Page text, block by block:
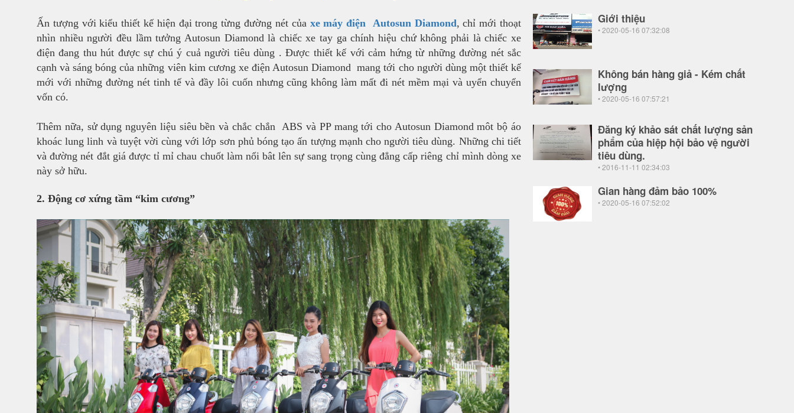
Ấn tượng với kiểu thiết kế hiện đại trong từng đường nét của xe máy điện Autosun Diamond, chỉ mới thoạt
nhìn nhiều người đều lầm tưởng Autosun Diamond là chiếc xe tay ga chính hiệu chứ không phải là chiếc xe
điện đang thu hút được sự chú ý cuả người tiêu dùng . Được thiết kế với cảm hứng từ những đường nét sắc
cạnh và sáng bóng của những viên kim cương xe điện Autosun Diamond mang tới cho người dùng một thiết kế
mới với những đường nét tinh tế và đầy lôi cuốn nhưng cũng không làm mất đi nét mềm mại và uyển chuyển
vốn có.
Thêm nữa, sử dụng nguyên liệu siêu bền và chắc chắn ABS và PP mang tới cho Autosun Diamond môt bộ áo
khoác lung linh và tuyệt vời cùng với lớp sơn phủ bóng tạo ấn tượng mạnh cho người tiêu dùng. Những chi tiết
và đường nét đắt giá được tỉ mỉ chau chuốt làm nổi bât lên sự sang trọng cùng đẳng cấp riêng chỉ mình dòng xe
này sở hữu.
2. Động cơ xứng tầm “kim cương”
Giới thiệu
• 2020-05-16 07:32:08
Không bán hàng giả - Kém chất
lượng
• 2020-05-16 07:57:21
Đăng ký khảo sát chất lượng sản
phẩm của hiệp hội bảo vệ người
tiêu dùng.
• 2016-11-11 02:34:03
Gian hàng đảm bảo 100%
• 2020-05-16 07:52:02